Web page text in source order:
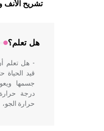
تشريح الأنف
هل تعلم؟
في بلاد
- هل تعلم
جسمها
درجة
حرارة الجو،